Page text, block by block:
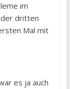
im
der dritten
Mal mit
es ja auch